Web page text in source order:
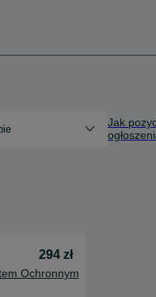
Jak
294 zł
Ochronnym